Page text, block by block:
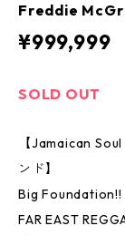
Freddie
¥999,999
SOLD OUT
【Jamaican
ンド】
Big Foundation!!
FAR EAST